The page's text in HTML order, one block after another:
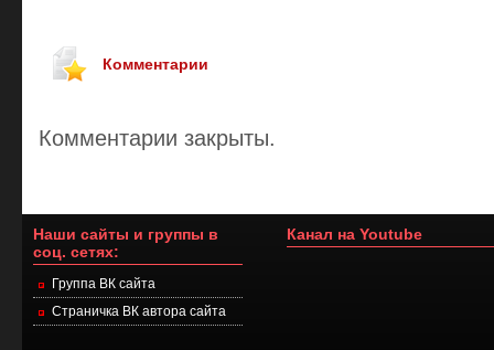
Комментарии
Комментарии закрыты.
Наши сайты и группы в
соц. сетях:
Группа ВК сайта
Страничка ВК автора сайта
Канал на Youtube